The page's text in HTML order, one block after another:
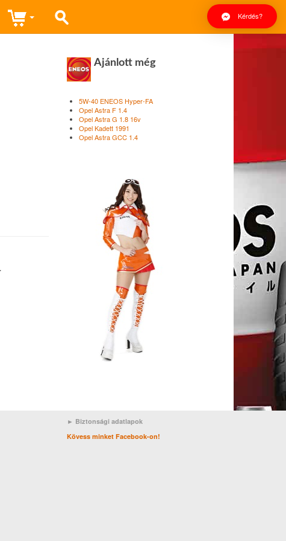
Kérdés?
Ajánlott még
5W-40 ENEOS Hyper-FA
Opel Astra F 1.4
Opel Astra G 1.8 16v
Opel Kadett 1991
Opel Astra GCC 1.4
► Biztonsági adatlapok
Kövess minket Facebook-on!